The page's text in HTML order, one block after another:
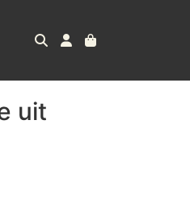
uit